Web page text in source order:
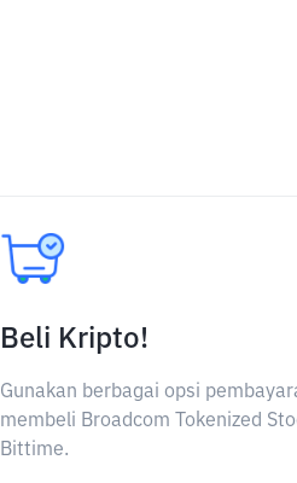
Beli Kripto!
Gunakan berbagai opsi
membeli Broadcom Tokenized
Bittime.